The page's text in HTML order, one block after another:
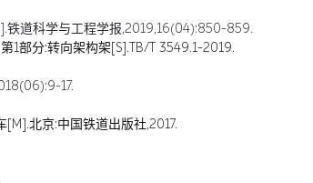
铁道科学与工程学报,2019,16(04):850-859.
1部分:转向架构架[S].TB/T 3549.1-2019.
17.
北京:中国铁道出版社,2017.